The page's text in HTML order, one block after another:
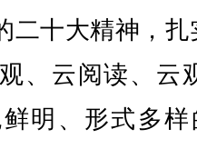
二十大精神，
、云阅读、云
明、形式多